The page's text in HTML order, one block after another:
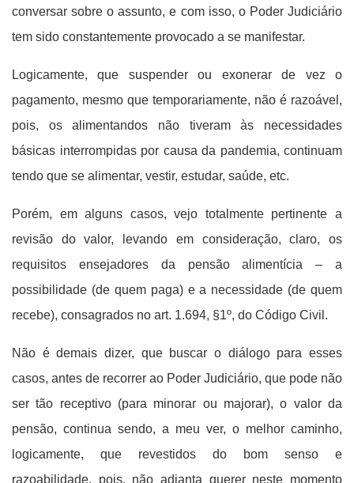
conversar sobre o assunto, e com isso, o Poder Judiciário
tem sido constantemente provocado a se manifestar.
Logicamente, que suspender ou exonerar de vez o
pagamento, mesmo que temporariamente, não é razoável,
pois, os alimentandos não tiveram às necessidades
básicas interrompidas por causa da pandemia, continuam
tendo que se alimentar, vestir, estudar, saúde, etc.
Porém, em alguns casos, vejo totalmente pertinente a
revisão do valor, levando em consideração, claro, os
requisitos ensejadores da pensão alimentícia – a
possibilidade (de quem paga) e a necessidade (de quem
recebe), consagrados no art. 1.694, §1º, do Código Civil.
Não é demais dizer, que buscar o diálogo para esses
casos, antes de recorrer ao Poder Judiciário, que pode não
ser tão receptivo (para minorar ou majorar), o valor da
pensão, continua sendo, a meu ver, o melhor caminho,
logicamente, que revestidos do bom senso e
razoabilidade, pois, não adianta querer neste momento